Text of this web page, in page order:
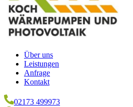
Über uns
Leistungen
Anfrage
Kontakt
02173 499973